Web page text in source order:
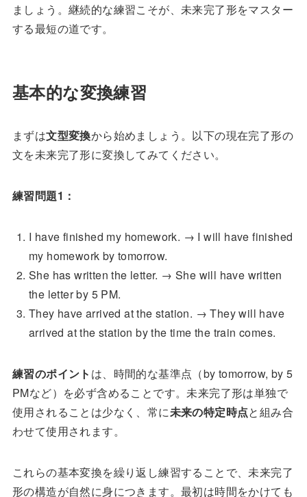
ましょう。継続的な練習こそが、未来完了形をマスター
する最短の道です。
基本的な変換練習
まずは文型変換から始めましょう。以下の現在完了形の
文を未来完了形に変換してみてください。
練習問題1：
I have finished my homework. → I will have finished
my homework by tomorrow.
She has written the letter. → She will have written
the letter by 5 PM.
They have arrived at the station. → They will have
arrived at the station by the time the train comes.
練習のポイント は、時間的な基準点（by tomorrow, by 5
PMなど）を必ず含めることです。未来完了形は単独で
使用されることは少なく、常に未来の特定時点と組み合
わせて使用されます。
これらの基本変換を繰り返し練習することで、未来完了
形の構造が自然に身につきます。最初は時間をかけても